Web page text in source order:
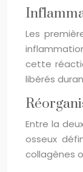
Les
cette
libérés
Entre la
osseux
collagènes